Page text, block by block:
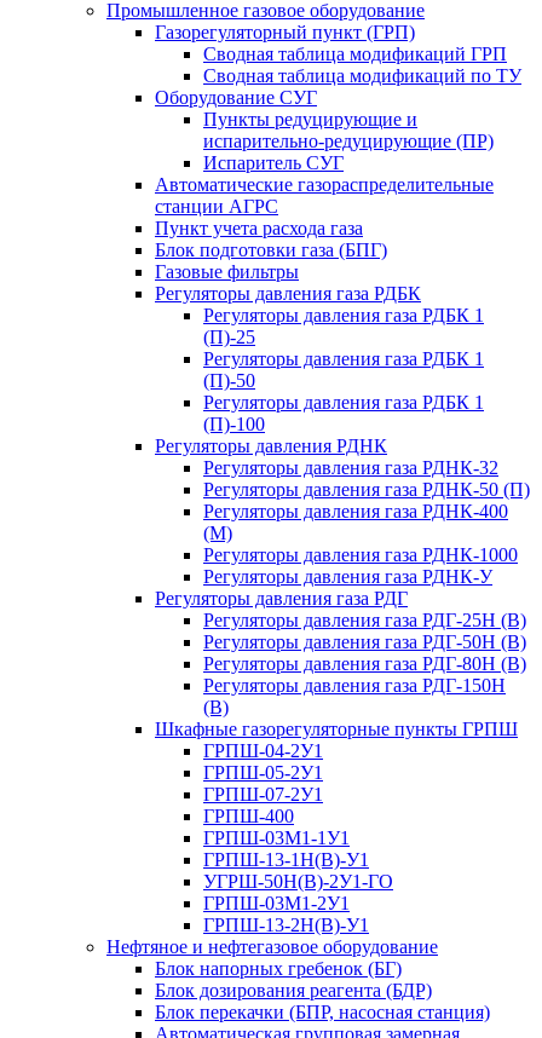
Промышленное газовое оборудование
Газорегуляторный пункт (ГРП)
Сводная таблица модификаций ГРП
Сводная таблица модификаций по ТУ
Оборудование СУГ
Пункты редуцирующие и
испарительно-редуцирующие (ПР)
Испаритель СУГ
Автоматические газораспределительные
станции АГРС
Пункт учета расхода газа
Блок подготовки газа (БПГ)
Газовые фильтры
Регуляторы давления газа РДБК
Регуляторы давления газа РДБК 1
(П)-25
Регуляторы давления газа РДБК 1
(П)-50
Регуляторы давления газа РДБК 1
(П)-100
Регуляторы давления РДНК
Регуляторы давления газа РДНК-32
Регуляторы давления газа РДНК-50 (П)
Регуляторы давления газа РДНК-400
(М)
Регуляторы давления газа РДНК-1000
Регуляторы давления газа РДНК-У
Регуляторы давления газа РДГ
Регуляторы давления газа РДГ-25Н (В)
Регуляторы давления газа РДГ-50Н (В)
Регуляторы давления газа РДГ-80Н (В)
Регуляторы давления газа РДГ-150Н
(В)
Шкафные газорегуляторные пункты ГРПШ
ГРПШ-04-2У1
ГРПШ-05-2У1
ГРПШ-07-2У1
ГРПШ-400
ГРПШ-03М1-1У1
ГРПШ-13-1Н(В)-У1
УГРШ-50Н(В)-2У1-ГО
ГРПШ-03М1-2У1
ГРПШ-13-2Н(В)-У1
Нефтяное и нефтегазовое оборудование
Блок напорных гребенок (БГ)
Блок дозирования реагента (БДР)
Блок перекачки (БПР, насосная станция)
Автоматическая групповая замерная